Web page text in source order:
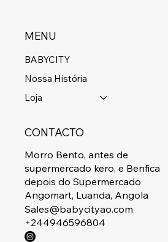
MENU
BABYCITY
Nossa História
Loja
CONTACTO
Morro Bento, antes de
supermercado kero, e Benfica
depois do Supermercado
Angomart, Luanda, Angola
Sales@babycityao.com
+244946596804